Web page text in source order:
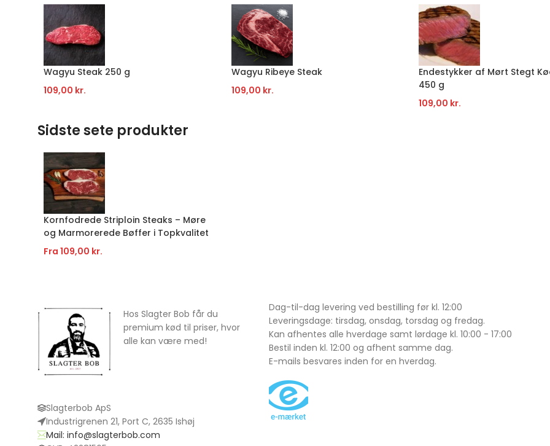
Wagyu Steak 250 g
109,00 kr.
Wagyu Ribeye Steak
109,00 kr.
Endestykker af Mørt Stegt
450 g
109,00 kr.
Sidste sete produkter
Kornfodrede Striploin Steaks – Møre
og Marmorerede Bøffer i Topkvalitet
Fra 109,00 kr.
Hos Slagter Bob får du
premium kød til priser, hvor
alle kan være med!
Slagterbob ApS
Industrigrenen 21, Port C, 2635 Ishøj
Mail: info@slagterbob.com
Dag-til-dag levering ved bestilling før kl. 12:00
Leveringsdage: tirsdag, onsdag, torsdag og fredag.
Kan afhentes alle hverdage samt lørdage kl. 10:00 - 17:00
Bestil inden kl. 12:00 og afhent samme dag.
E-mails besvares inden for en hverdag.